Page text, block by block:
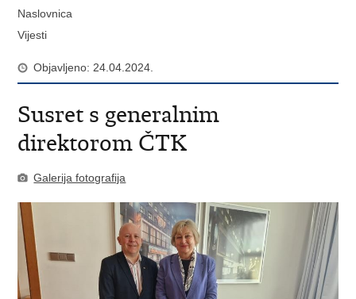
Naslovnica
Vijesti
Objavljeno: 24.04.2024.
Susret s generalnim
direktorom ČTK
Galerija fotografija